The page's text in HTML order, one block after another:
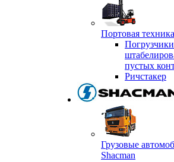
Портовая
пустых
Ричстакер
Грузовые
Shacman